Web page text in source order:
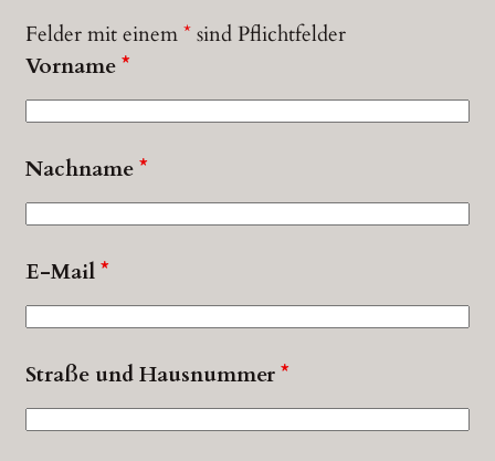
Felder mit einem*sind Pflichtfelder
Vorname*
Nachname*
E-Mail*
Straße und Hausnummer*